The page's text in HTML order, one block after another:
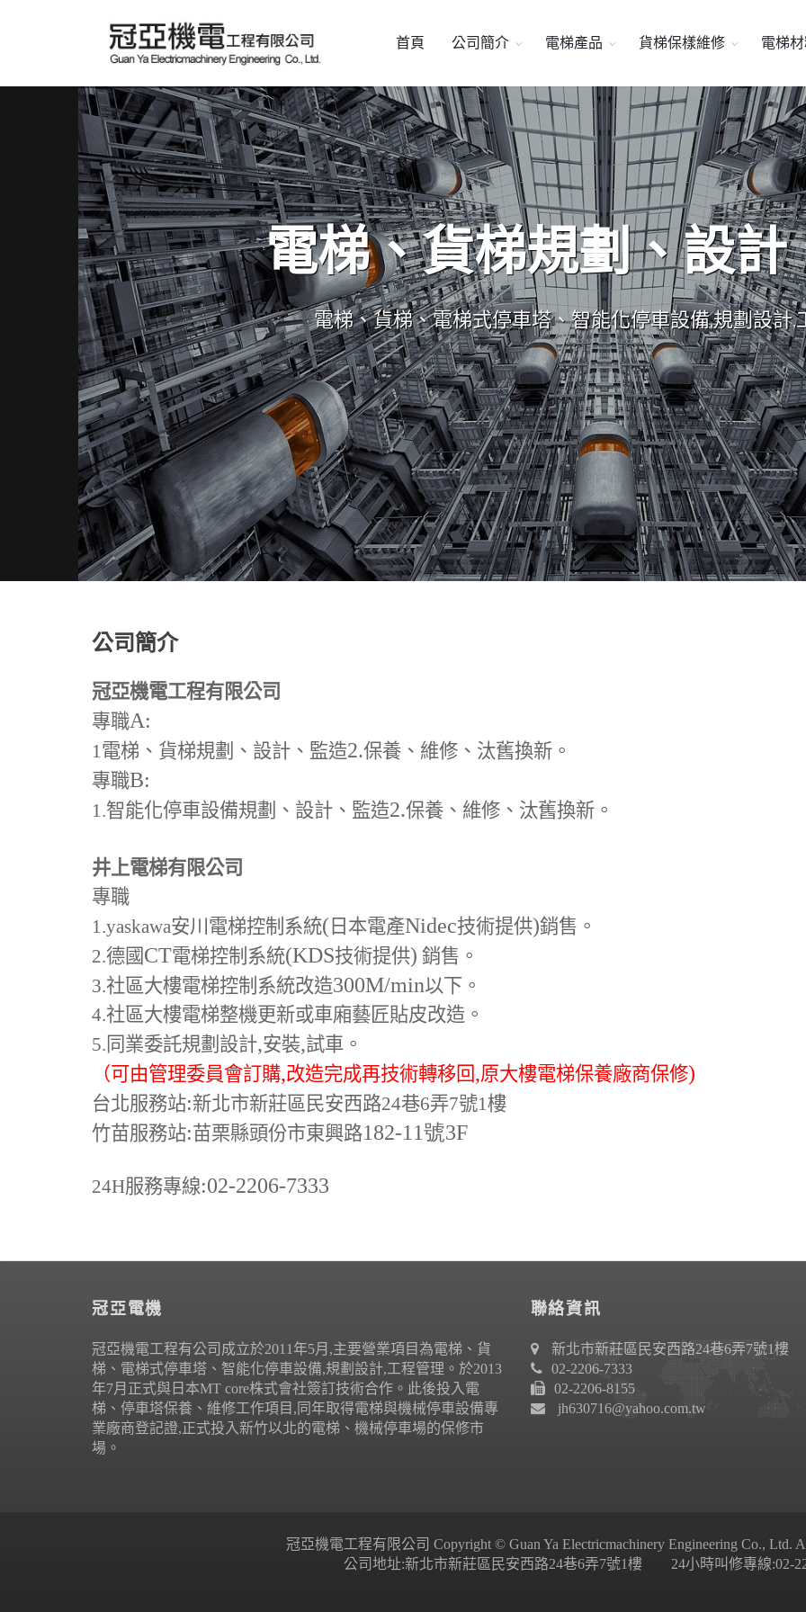
首頁 公司簡介 電梯產品 貨梯保樣維修 電梯
電梯、貨梯規劃、設計
電梯、貨梯、電梯式停車塔、智能化停車設備,規劃設計,
公司簡介
冠亞機電工程有限公司
專職A:
1電梯、貨梯規劃、設計、監造2.保養、維修、汰舊換新。
專職B:
1.智能化停車設備規劃、設計、監造2.保養、維修、汰舊換新。
井上電梯有限公司
專職
1.yaskawa安川電梯控制系統( 日本電產Nidec技術提供)銷售。
2.德國 CT電梯控制系統(KDS技術提供) 銷售。
3.社區大樓電梯控制系統改造300M/min以下。
4.社區大樓電梯整機更新或車廂藝匠貼皮改造。
5. 同業委託規劃設計,安裝,試車。
（可由管理委員會訂購,改造完成再技術轉移回,原大樓電梯保養廠商保修)
台北服務站:新北市新莊區民安西路24巷6弄7號1樓
竹苗服務站:苗栗縣頭份市東興路182-11號3F
24H服務專線:02-2206-7333
冠亞電機
冠亞機電工程有公司成立於2011年5月,主要營業項目為電梯、貨
梯、電梯式停車塔、智能化停車設備,規劃設計,工程管理。於2013
年7月正式與日本MT core株式會社簽訂技術合作。此後投入電
梯、停車塔保養、維修工作項目,同年取得電梯與機械停車設備專
業廠商登記證,正式投入新竹以北的電梯、機械停車場的保修市
場。
聯絡資訊
新北市新莊區民安西路24巷6弄7號1樓
02-2206-7333
02-2206-8155
jh630716@yahoo.com.tw
冠亞機電工程有限公司 Copyright © Guan Ya Electricmachinery Engineering Co., Ltd.
公司地址:新北市新莊區民安西路24巷6弄7號1樓 24小時叫修專線:02-